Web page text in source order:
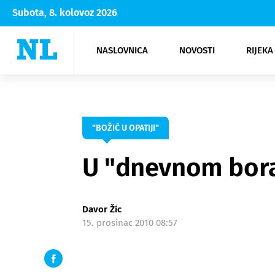
Subota, 8. kolovoz 2026
NASLOVNICA NOVOSTI
Rijeka Opatija
NK
Moda
Kultura
"BOŽIĆ U OPATIJI"
U "dnevnom
Davor Žic
15. prosinac 2010 08:57